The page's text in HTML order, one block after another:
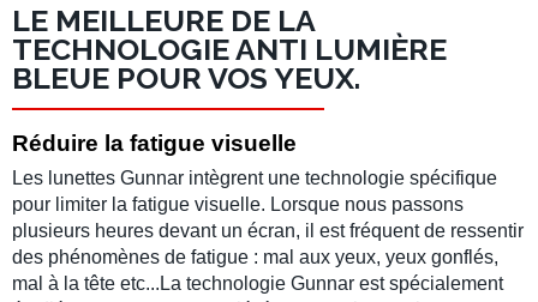
LE MEILLEURE DE LA
TECHNOLOGIE ANTI LUMIÈRE
BLEUE POUR VOS YEUX.
Réduire la fatigue visuelle
Les lunettes Gunnar intègrent une technologie spécifique
pour limiter la fatigue visuelle. Lorsque nous passons
plusieurs heures devant un écran, il est fréquent de ressentir
des phénomènes de fatigue : mal aux yeux, yeux gonflés,
mal à la tête etc...La technologie Gunnar est spécialement